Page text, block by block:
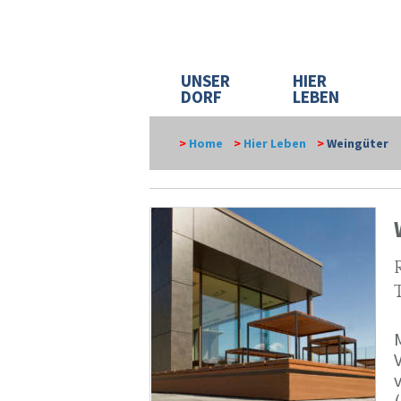
UNSER
DORF
HIER
LEBEN
> Home > Hier Leben >Weingüter